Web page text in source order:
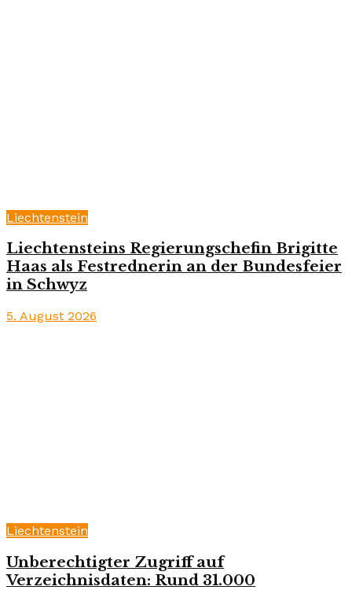
Liechtenstein
Liechtensteins Regierungschefin Brigitte
Haas als Festrednerin an der Bundesfeier
in Schwyz
5. August 2026
Liechtenstein
Unberechtigter Zugriff auf
Verzeichnisdaten: Rund 31.000